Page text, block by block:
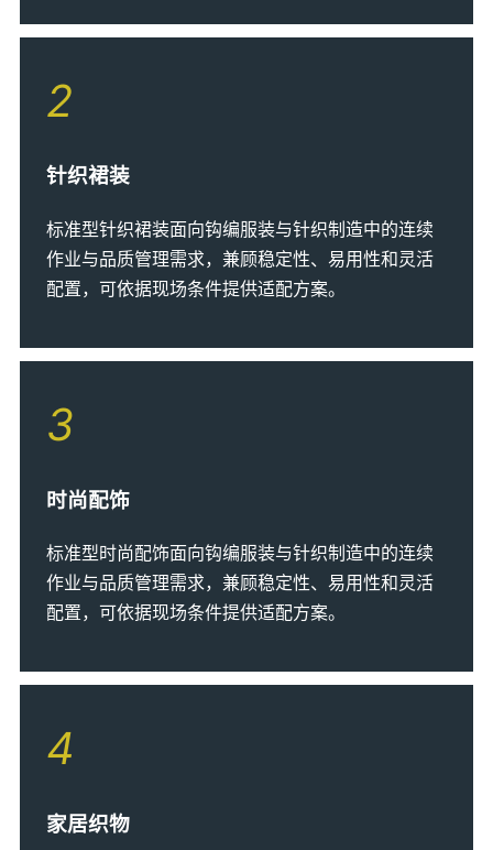
2
针织裙装
标准型针织裙装面向钩编服装与针织制造中的连续
作业与品质管理需求，兼顾稳定性、易用性和灵活
配置，可依据现场条件提供适配方案。
3
时尚配饰
标准型时尚配饰面向钩编服装与针织制造中的连续
作业与品质管理需求，兼顾稳定性、易用性和灵活
配置，可依据现场条件提供适配方案。
4
家居织物